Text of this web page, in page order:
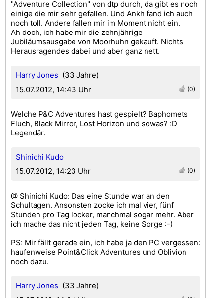
Harry Jones (33 Jahre)
15.07.2012, 14:43 Uhr
(0)
"Adventure Collection" von dtp durch, da gibt es noch
einige die mir sehr gefallen. Und Ankh fand ich auch
noch toll. Andere fallen mir im Moment nicht ein.
Ah doch, ich habe mir die zehnjährige
Jubiläumsausgabe von Moorhuhn gekauft. Nichts
Herausragendes dabei und aber ganz nett.
Shinichi Kudo
15.07.2012, 14:23 Uhr
(0)
Welche P&C Adventures hast gespielt? Baphomets
Fluch, Black Mirror, Lost Horizon und sowas? :D
Legendär.
Harry Jones (33 Jahre)
@ Shinichi Kudo: Das eine Stunde war an den
Schultagen. Ansonsten zocke ich mal vier, fünf
Stunden pro Tag locker, manchmal sogar mehr. Aber
ich mache das nicht jeden Tag, keine Sorge :-)
PS: Mir fällt gerade ein, ich habe ja den PC vergessen:
haufenweise Point&Click Adventures und Oblivion
noch dazu.